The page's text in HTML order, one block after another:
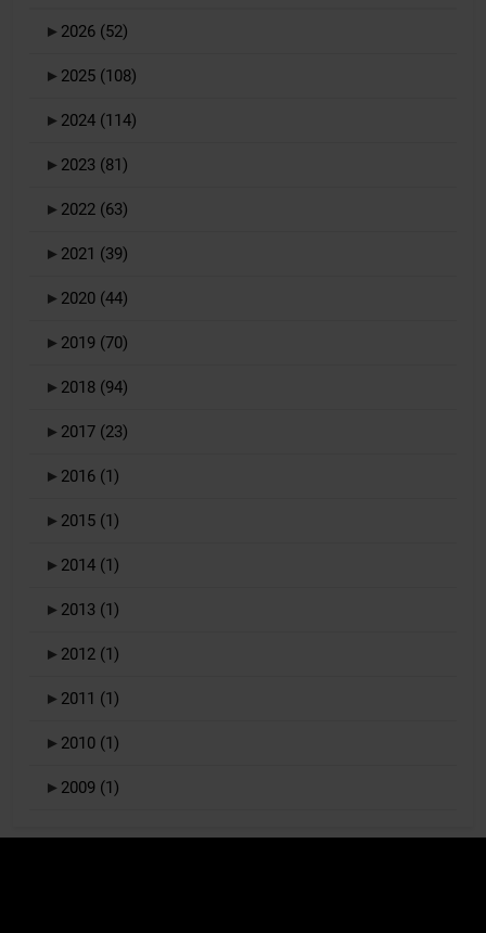
► 2026 (52)
► 2025 (108)
► 2024 (114)
► 2023 (81)
► 2022 (63)
► 2021 (39)
► 2020 (44)
► 2019 (70)
► 2018 (94)
► 2017 (23)
► 2016 (1)
► 2015 (1)
► 2014 (1)
► 2013 (1)
► 2012 (1)
► 2011 (1)
► 2010 (1)
► 2009 (1)